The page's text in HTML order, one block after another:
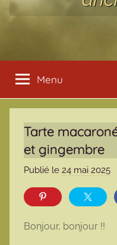
Menu
Tarte
et gingembre
Publié le 24 mai 2025
Bonjour, bonjour !!